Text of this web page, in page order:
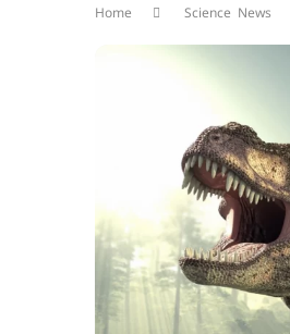
Home Science News